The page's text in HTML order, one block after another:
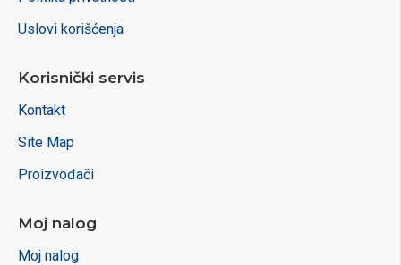
Uslovi korišćenja
Korisnički servis
Kontakt
Site Map
Proizvođači
Moj nalog
Moj nalog